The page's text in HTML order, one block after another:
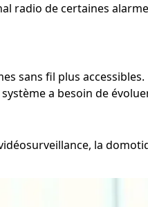
radio de certaines
sans fil plus accessibles.
a besoin de
la